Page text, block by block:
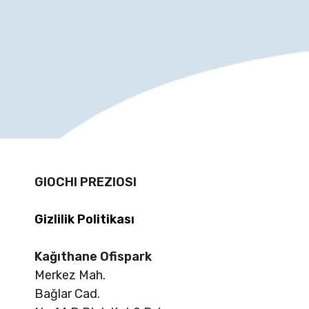
GIOCHI PREZIOSI
Gizlilik Politikası
Kağıthane Ofispark
Merkez Mah.
Bağlar Cad.